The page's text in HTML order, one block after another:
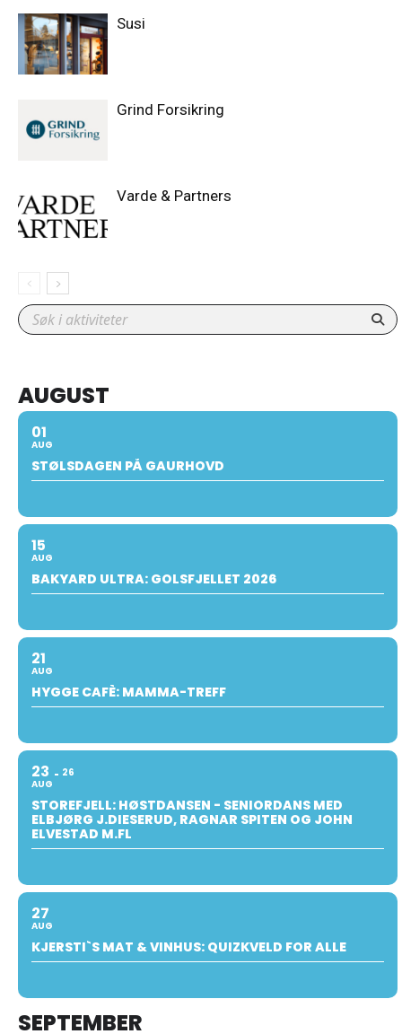
Susi
Grind Forsikring
Varde & Partners
AUGUST
01
AUG
STØLSDAGEN PÅ GAURHOVD
15
AUG
BAKYARD ULTRA: GOLSFJELLET 2026
21
AUG
HYGGE CAFÈ: MAMMA-TREFF
23
AUG
26
STOREFJELL: HØSTDANSEN - SENIORDANS MED
ELBJØRG J.DIESERUD, RAGNAR SPITEN OG JOHN
ELVESTAD M.FL
27
AUG
KJERSTI`S MAT & VINHUS: QUIZKVELD FOR ALLE
SEPTEMBER